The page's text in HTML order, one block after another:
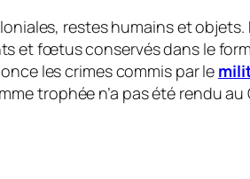
restes humains et
et fœtus conservés dans le
les crimes commis par le
trophée n’a pas été rendu au